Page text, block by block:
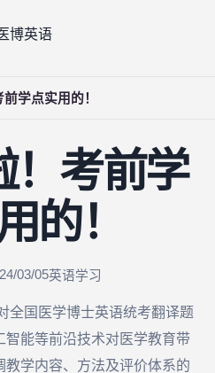
学点实用的！
！考前学
的！
03/05英语学习
全国医学博士英语统考翻译题
智能等前沿技术对医学教育带
学内容、方法及评价体系的